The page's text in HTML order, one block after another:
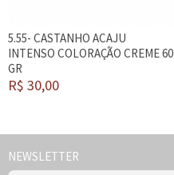
5.55- CASTANHO ACAJU
INTENSO COLORAÇÃO CREME 60
GR
R$ 30,00
NEWSLETTER